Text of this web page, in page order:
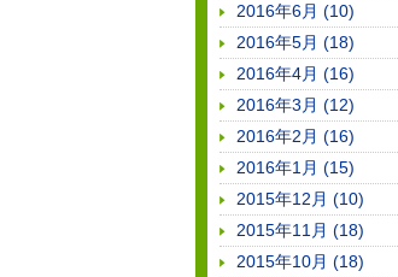
2016年6月 (10)
2016年5月 (18)
2016年4月 (16)
2016年3月 (12)
2016年2月 (16)
2016年1月 (15)
2015年12月 (10)
2015年11月 (18)
2015年10月 (18)